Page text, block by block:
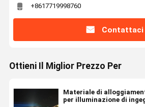
+8617719998760
Contattaci
Ottieni Il Miglior Prezzo Per
Materiale di
per illuminazione di